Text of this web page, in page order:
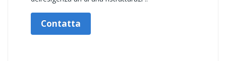
Contatta